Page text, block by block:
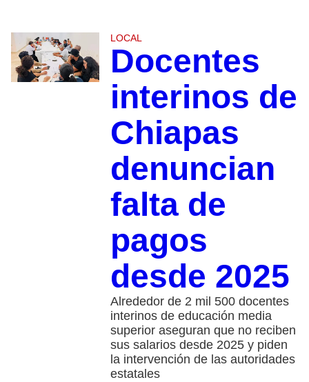
LOCAL
Docentes
interinos de
Chiapas
denuncian
falta de
pagos
desde 2025
Alrededor de 2 mil 500 docentes
interinos de educación media
superior aseguran que no reciben
sus salarios desde 2025 y piden
la intervención de las autoridades
estatales